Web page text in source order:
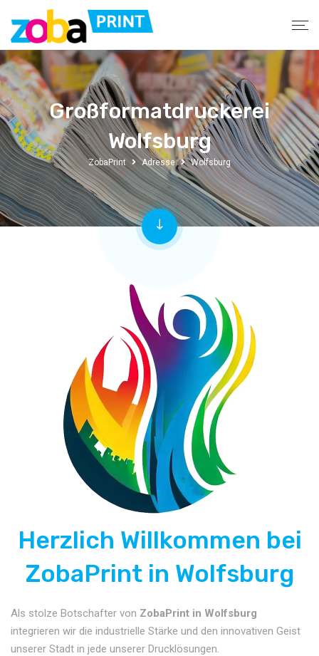
Großformatdruckerei
Wolfsburg
ZobaPrint Adresse Wolfsburg
Herzlich Willkommen bei
ZobaPrint in Wolfsburg
Als stolze Botschafter von ZobaPrint in Wolfsburg
integrieren wir die industrielle Stärke und den innovativen Geist
unserer Stadt in jede unserer Drucklösungen.